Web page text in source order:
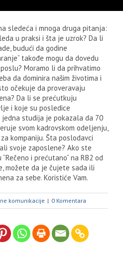
sledeća i mnoga druga pitanja:
u praksi i šta je uzrok? Da li
budući da godine
takođe mogu da dovedu
Moramo li da prihvatimo
da dominira našim životima i
očekuje da proveravaju
Da li se prećutkuju
i koje su posledice
studija je pokazala da 70
svom kadrovskom odeljenju,
kompaniju. Šta poslodavci
svoje zaposlene? Ako ste
i prećutano“ na RB2 od
možete da je čujete sada ili
za sebe. Koristiće Vam.
komunikacije | 0 Komentara